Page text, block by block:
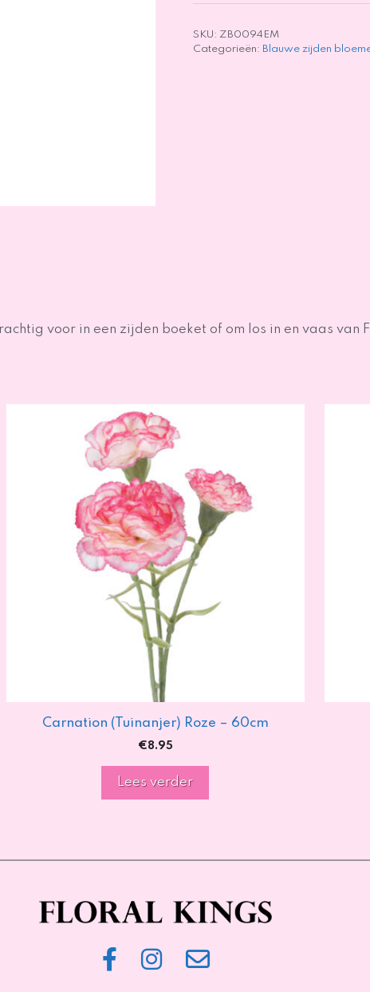
aantal
SKU: ZB0094EM
Categorieën: Blauwe zijden
voor in een zijden boeket of om los in en vaas van
Carnation (Tuinanjer) Roze – 60cm
€8.95
Lees verder